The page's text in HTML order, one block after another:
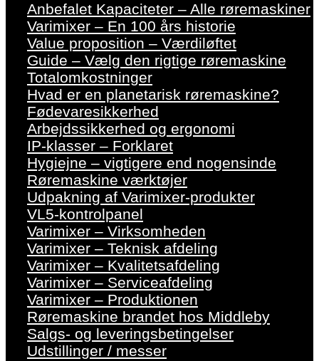
Anbefalet Kapaciteter – Alle røremaskiner
Varimixer – En 100 års historie
Value proposition – Værdiløftet
Guide – Vælg den rigtige røremaskine
Totalomkostninger
Hvad er en planetarisk røremaskine?
Fødevaresikkerhed
Arbejdssikkerhed og ergonomi
IP-klasser – Forklaret
Hygiejne – vigtigere end nogensinde
Røremaskine værktøjer
Udpakning af Varimixer-produkter
VL5-kontrolpanel
Varimixer – Virksomheden
Varimixer – Teknisk afdeling
Varimixer – Kvalitetsafdeling
Varimixer – Serviceafdeling
Varimixer – Produktionen
Røremaskine brandet hos Middleby
Salgs- og leveringsbetingelser
Udstillinger / messer